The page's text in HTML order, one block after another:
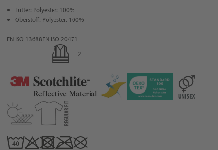
Futter: Polyester: 100%
Oberstoff: Polyester: 100%
EN ISO 13688EN ISO 20471
2